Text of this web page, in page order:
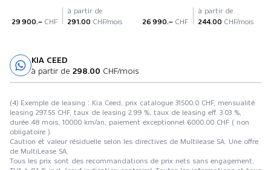
29 900.– CHF
à partir de
291.00 CHF/mois 26 990.– CHF
à partir de
244.00 CHF/mois
KIA CEED
à partir de 298.00 CHF/mois
(4) Exemple de leasing : Kia Ceed, prix catalogue 31500.0 CHF, mensualité
leasing 297.55 CHF, taux de leasing 2.99 %, taux de leasing eff. 3.03 %,
durée 48 mois, 10000 km/an, paiement exceptionnel 6000.00 CHF ( non
obligatoire ).
Caution et valeur résiduelle selon les directives de Multilease SA. Une offre
de MultiLease SA.
Tous les prix sont des recommandations de prix nets sans engagement,